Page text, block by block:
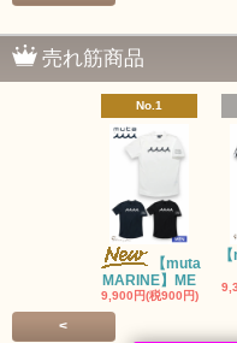
売れ筋商品
No.1
【muta
MARINE】ME
9,900円(税900円)
<